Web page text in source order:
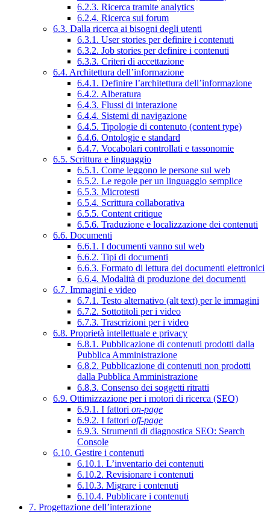
6.2.3. Ricerca tramite analytics
6.2.4. Ricerca sui forum
6.3. Dalla ricerca ai bisogni degli utenti
6.3.1. User stories per definire i contenuti
6.3.2. Job stories per definire i contenuti
6.3.3. Criteri di accettazione
6.4. Architettura dell’informazione
6.4.1. Definire l’architettura dell’informazione
6.4.2. Alberatura
6.4.3. Flussi di interazione
6.4.4. Sistemi di navigazione
6.4.5. Tipologie di contenuto (content type)
6.4.6. Ontologie e standard
6.4.7. Vocabolari controllati e tassonomie
6.5. Scrittura e linguaggio
6.5.1. Come leggono le persone sul web
6.5.2. Le regole per un linguaggio semplice
6.5.3. Microtesti
6.5.4. Scrittura collaborativa
6.5.5. Content critique
6.5.6. Traduzione e localizzazione dei contenuti
6.6. Documenti
6.6.1. I documenti vanno sul web
6.6.2. Tipi di documenti
6.6.3. Formato di lettura dei documenti elettronici
6.6.4. Modalità di produzione dei documenti
6.7. Immagini e video
6.7.1. Testo alternativo (alt text) per le immagini
6.7.2. Sottotitoli per i video
6.7.3. Trascrizioni per i video
6.8. Proprietà intellettuale e privacy
6.8.1. Pubblicazione di contenuti prodotti dalla
Pubblica Amministrazione
6.8.2. Pubblicazione di contenuti non prodotti
dalla Pubblica Amministrazione
6.8.3. Consenso dei soggetti ritratti
6.9. Ottimizzazione per i motori di ricerca (SEO)
6.9.1. I fattori on-page
6.9.2. I fattori off-page
6.9.3. Strumenti di diagnostica SEO: Search
Console
6.10. Gestire i contenuti
6.10.1. L’inventario dei contenuti
6.10.2. Revisionare i contenuti
6.10.3. Migrare i contenuti
6.10.4. Pubblicare i contenuti
7. Progettazione dell’interazione